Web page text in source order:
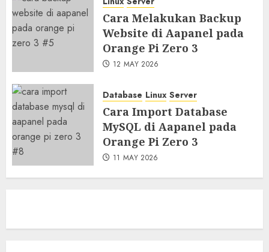
Cara Melakukan Backup
Website di Aapanel pada
Orange Pi Zero 3
12 MAY 2026
Database Linux Server
Cara Import Database
MySQL di Aapanel pada
Orange Pi Zero 3
11 MAY 2026